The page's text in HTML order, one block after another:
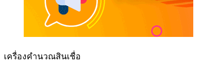
เครื่องคำนวณสินเชื่อ